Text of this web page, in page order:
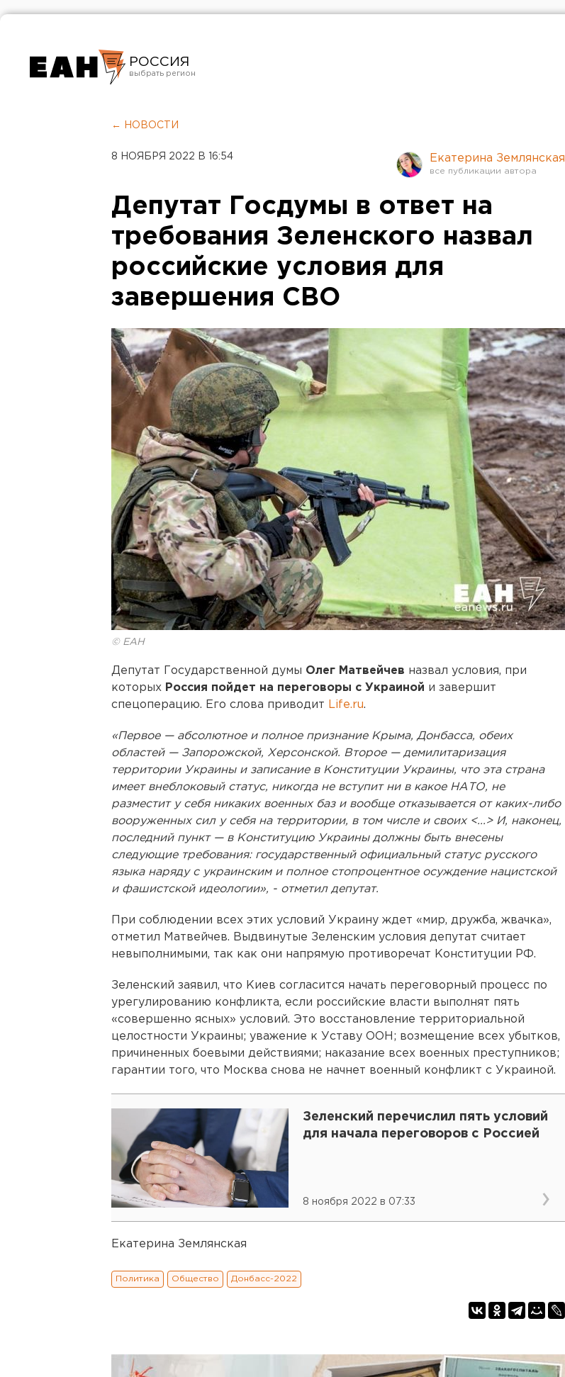
РОССИЯ
Челябинск
← НОВОСТИ
8 НОЯБРЯ 2022 В 16:54 Екатерина Землянская
Депутат Госдумы в ответ на
требования Зеленского назвал
российские условия для
завершения СВО
© ЕАН
Депутат Государственной думы Олег Матвейчев назвал условия, при
которых Россия пойдет на переговоры с Украиной и завершит
спецоперацию. Его слова приводит Life.ru.
«Первое — абсолютное и полное признание Крыма, Донбасса, обеих
областей — Запорожской, Херсонской. Второе — демилитаризация
территории Украины и записание в Конституции Украины, что эта страна
имеет внеблоковый статус, никогда не вступит ни в какое НАТО, не
разместит у себя никаких военных баз и вообще отказывается от каких-либо
вооруженных сил у себя на территории, в том числе и своих <...> И, наконец,
последний пункт — в Конституцию Украины должны быть внесены
следующие требования: государственный официальный статус русского
языка наряду с украинским и полное стопроцентное осуждение нацистской
и фашистской идеологии», - отметил депутат.
При соблюдении всех этих условий Украину ждет «мир, дружба, жвачка»,
отметил Матвейчев. Выдвинутые Зеленским условия депутат считает
невыполнимыми, так как они напрямую противоречат Конституции РФ.
Зеленский заявил, что Киев согласится начать переговорный процесс по
урегулированию конфликта, если российские власти выполнят пять
«совершенно ясных» условий. Это восстановление территориальной
целостности Украины; уважение к Уставу ООН; возмещение всех убытков,
причиненных боевыми действиями; наказание всех военных преступников;
гарантии того, что Москва снова не начнет военный конфликт с Украиной.
Зеленский перечислил пять условий
для начала переговоров с Россией
8 ноября 2022 в 07:33
Екатерина Землянская
Политика Общество Донбасс-2022